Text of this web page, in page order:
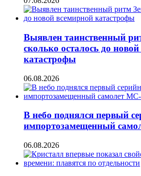
Выявлен таинственный
сколько осталось до
катастрофы
06.08.2026
В небо поднялся первый
импортозамещенный
06.08.2026